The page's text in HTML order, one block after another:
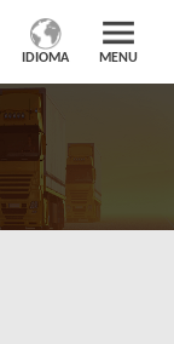
MENU
IDIOMA